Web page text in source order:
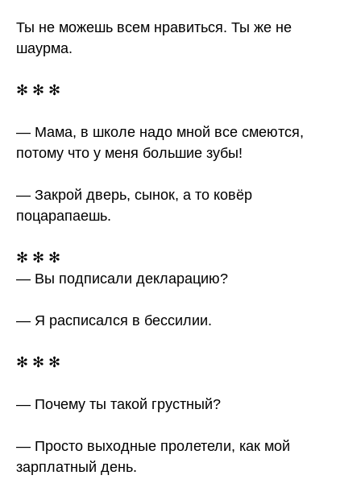
Ты не можешь всем нравиться. Ты же не
шаурма.
✻ ✻ ✻
— Мама, в школе надо мной все смеются,
потому что у меня большие зубы!
— Закрой дверь, сынок, а то ковёр
поцарапаешь.
✻ ✻ ✻
— Вы подписали декларацию?
— Я расписался в бессилии.
✻ ✻ ✻
— Почему ты такой грустный?
— Просто выходные пролетели, как мой
зарплатный день.